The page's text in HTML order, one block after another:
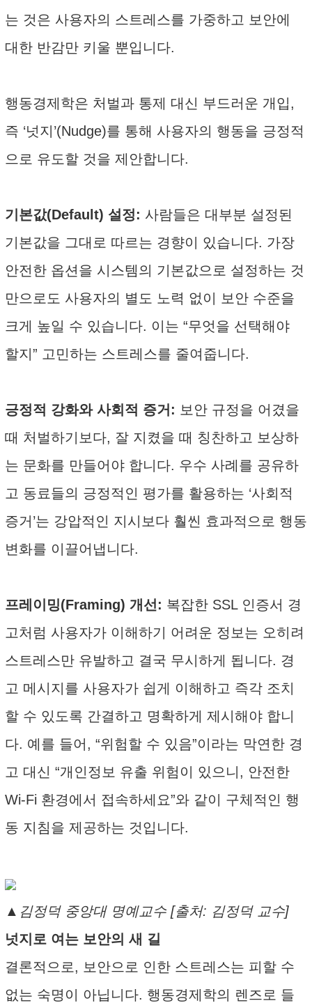
는 것은 사용자의 스트레스를 가중하고 보안에
대한 반감만 키울 뿐입니다.
행동경제학은 처벌과 통제 대신 부드러운 개입,
즉 ‘넛지’(Nudge)를 통해 사용자의 행동을 긍정적
으로 유도할 것을 제안합니다.
기본값(Default) 설정: 사람들은 대부분 설정된
기본값을 그대로 따르는 경향이 있습니다. 가장
안전한 옵션을 시스템의 기본값으로 설정하는 것
만으로도 사용자의 별도 노력 없이 보안 수준을
크게 높일 수 있습니다. 이는 “무엇을 선택해야
할지” 고민하는 스트레스를 줄여줍니다.
긍정적 강화와 사회적 증거: 보안 규정을 어겼을
때 처벌하기보다, 잘 지켰을 때 칭찬하고 보상하
는 문화를 만들어야 합니다. 우수 사례를 공유하
고 동료들의 긍정적인 평가를 활용하는 ‘사회적
증거’는 강압적인 지시보다 훨씬 효과적으로 행동
변화를 이끌어냅니다.
프레이밍(Framing) 개선: 복잡한 SSL 인증서 경
고처럼 사용자가 이해하기 어려운 정보는 오히려
스트레스만 유발하고 결국 무시하게 됩니다. 경
고 메시지를 사용자가 쉽게 이해하고 즉각 조치
할 수 있도록 간결하고 명확하게 제시해야 합니
다. 예를 들어, “위험할 수 있음”이라는 막연한 경
고 대신 “개인정보 유출 위험이 있으니, 안전한
Wi-Fi 환경에서 접속하세요”와 같이 구체적인 행
동 지침을 제공하는 것입니다.
▲김정덕 중앙대 명예교수 [출처: 김정덕 교수]
넛지로 여는 보안의 새 길
결론적으로, 보안으로 인한 스트레스는 피할 수
없는 숙명이 아닙니다. 행동경제학의 렌즈로 들